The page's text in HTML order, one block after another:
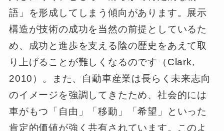
語」を形成してしまう傾向があります。展示
構造が技術の成功を当然の前提としているた
め、成功と進歩を支える陰の歴史をあえて取
り上げることが難しくなるのです（Clark,
2010）。また、自動車産業は長らく未来志向
のイメージを強調してきたため、社会的には
車がもつ「自由」「移動」「希望」といった
肯定的価値が強く共有されています。このよ